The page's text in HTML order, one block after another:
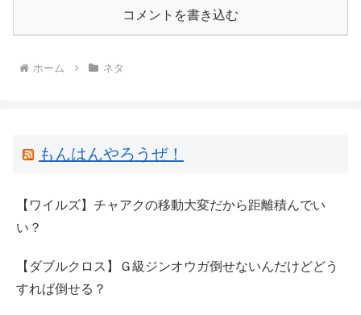
コメントを書き込む
ホーム ネタ
もんはんやろうぜ！
【ワイルズ】チャアクの移動大変だから距離積んでい
い？
【ダブルクロス】Ｇ級ジンオウガ倒せないんだけどどう
すれば倒せる？